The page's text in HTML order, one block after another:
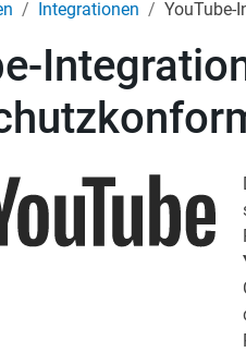
Integrationen YouTube-